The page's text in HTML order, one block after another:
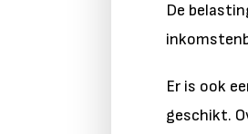
De
Er is ook
geschikt.